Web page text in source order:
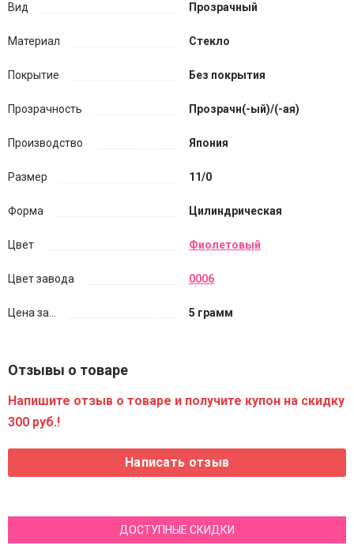
Вид Прозрачный
Материал Стекло
Покрытие Без покрытия
Прозрачность Прозрачн(-ый)/(-ая)
Производство Япония
Размер 11/0
Форма Цилиндрическая
Цвет Фиолетовый
Цвет завода 0006
Цена за... 5 грамм
Отзывы о товаре
Напишите отзыв о товаре и получите купон на скидку
300 руб.!
ДОСТУПНЫЕ СКИДКИ